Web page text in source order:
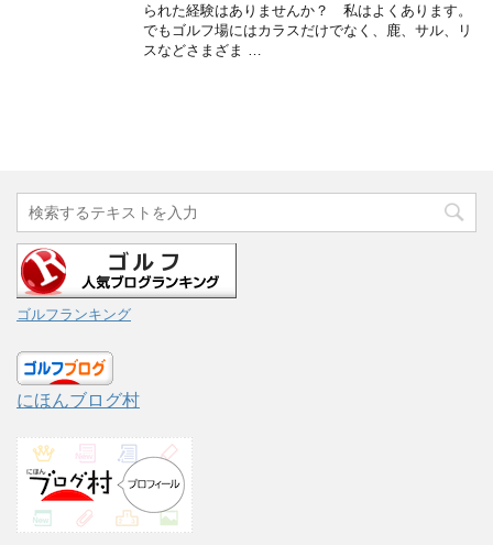
られた経験はありませんか？ 私はよくあります。
でもゴルフ場にはカラスだけでなく、鹿、サル、リ
スなどさまざま …
ゴルフランキング
にほんブログ村